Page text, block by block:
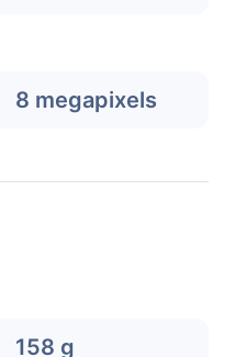
8 megapixels
158 g